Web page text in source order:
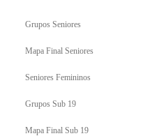
Grupos Seniores
Mapa Final Seniores
Seniores Femininos
Grupos Sub 19
Mapa Final Sub 19